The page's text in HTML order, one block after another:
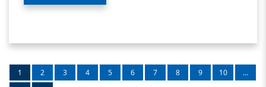
1 2 3 4 5 6 7 8 9 10 …